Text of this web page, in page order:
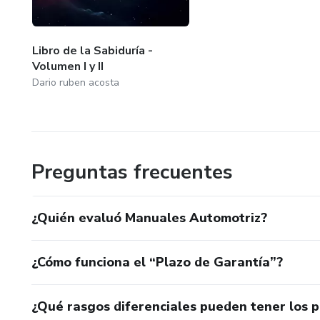
Libro de la Sabiduría -
Volumen I y II
Dario ruben acosta
Preguntas frecuentes
¿Quién evaluó Manuales Automotriz?
¿Cómo funciona el “Plazo de Garantía”?
¿Qué rasgos diferenciales pueden tener los